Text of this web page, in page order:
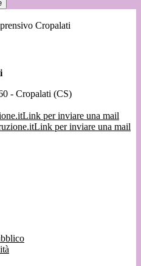
Cropalati
- Cropalati (CS)
Link per inviare una mail
Link per inviare una mail